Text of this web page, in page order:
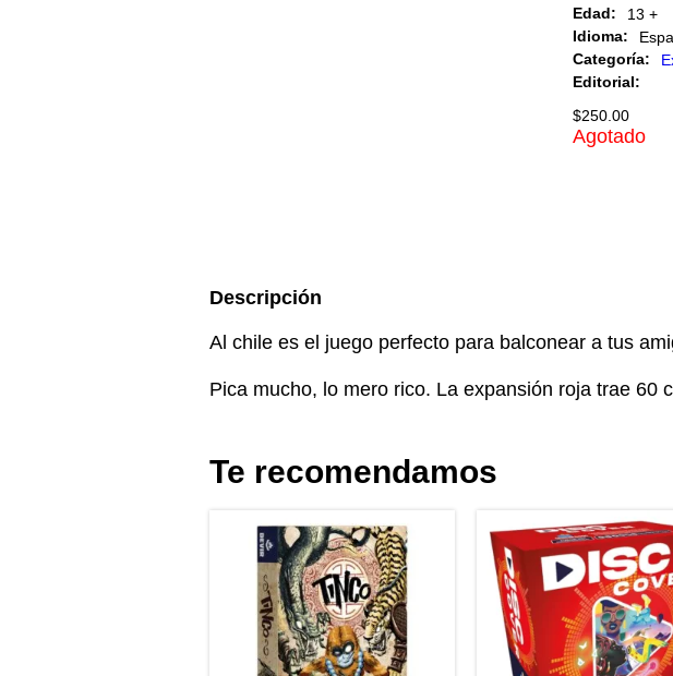
Edad:
13 +
Idioma:
Categoría:
Editorial:
$250.00
Agotado
Descripción
Al chile es el juego perfecto para balconear a tus
Pica mucho, lo mero rico. La expansión roja trae 60
Te recomendamos